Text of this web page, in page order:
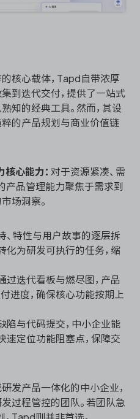
核心载体，Tapd自带浓厚
到迭代交付，提供了一站式
知的经典工具。然而，其设
的产品规划与商业价值链
心能力： 对于资源紧凑、需
产品管理能力聚焦于需求到
场洞察。
、特性与用户故事的逐层拆
化为研发可执行的任务，缩
过迭代看板与燃尽图，产品
进度，确保核心功能按期上
陷与代码提交，中小企业能
速定位功能阻塞点，保障交
发产品一体化的中小企业，
过程管控的团队。若团队急